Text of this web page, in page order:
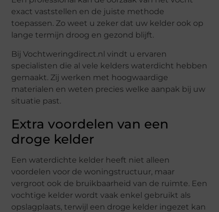
exact vaststellen en de juiste methode
toepassen. Zo weet u zeker dat uw kelder ook op
lange termijn droog en gezond blijft.
Bij Vochtweringdirect.nl vindt u ervaren
specialisten die al vele kelders waterdicht hebben
gemaakt. Zij werken met hoogwaardige
materialen en weten precies welke aanpak bij uw
situatie past.
Extra voordelen van een
droge kelder
Een waterdichte kelder heeft niet alleen
voordelen voor de woningstructuur, maar
vergroot ook de bruikbaarheid van de ruimte. Een
vochtige kelder wordt vaak enkel gebruikt als
opslagplaats, terwijl een droge kelder ingezet kan